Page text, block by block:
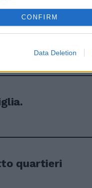
CONFIRM
Data Deletion
in
quartieri